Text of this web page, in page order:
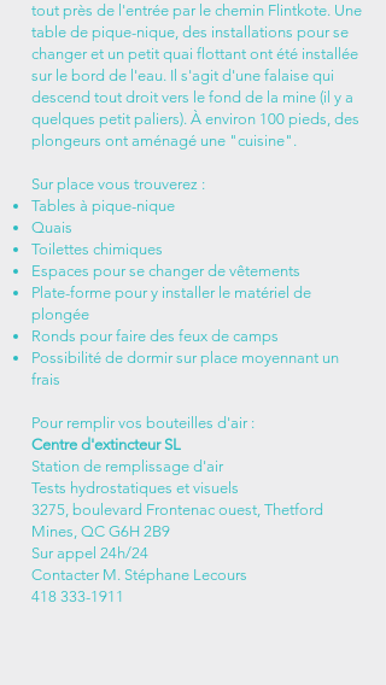
tout près de l'entrée par le chemin Flintkote. Une
table de pique-nique, des installations pour se
changer et un petit quai flottant ont été installée
sur le bord de l'eau. Il s'agit d'une falaise qui
descend tout droit vers le fond de la mine (il y a
quelques petit paliers). À environ 100 pieds, des
plongeurs ont aménagé une "cuisine".
Sur place vous trouverez :
Tables à pique-nique
Quais
Toilettes chimiques
Espaces pour se changer de vêtements
Plate-forme pour y installer le matériel de
plongée
Ronds pour faire des feux de camps
Possibilité de dormir sur place moyennant un
frais
Pour remplir vos bouteilles d'air :
Centre d'extincteur SL
Station de remplissage d'air
Tests hydrostatiques et visuels
3275, boulevard Frontenac ouest, Thetford
Mines, QC G6H 2B9
Sur appel 24h/24
Contacter M. Stéphane Lecours
418 333-1911